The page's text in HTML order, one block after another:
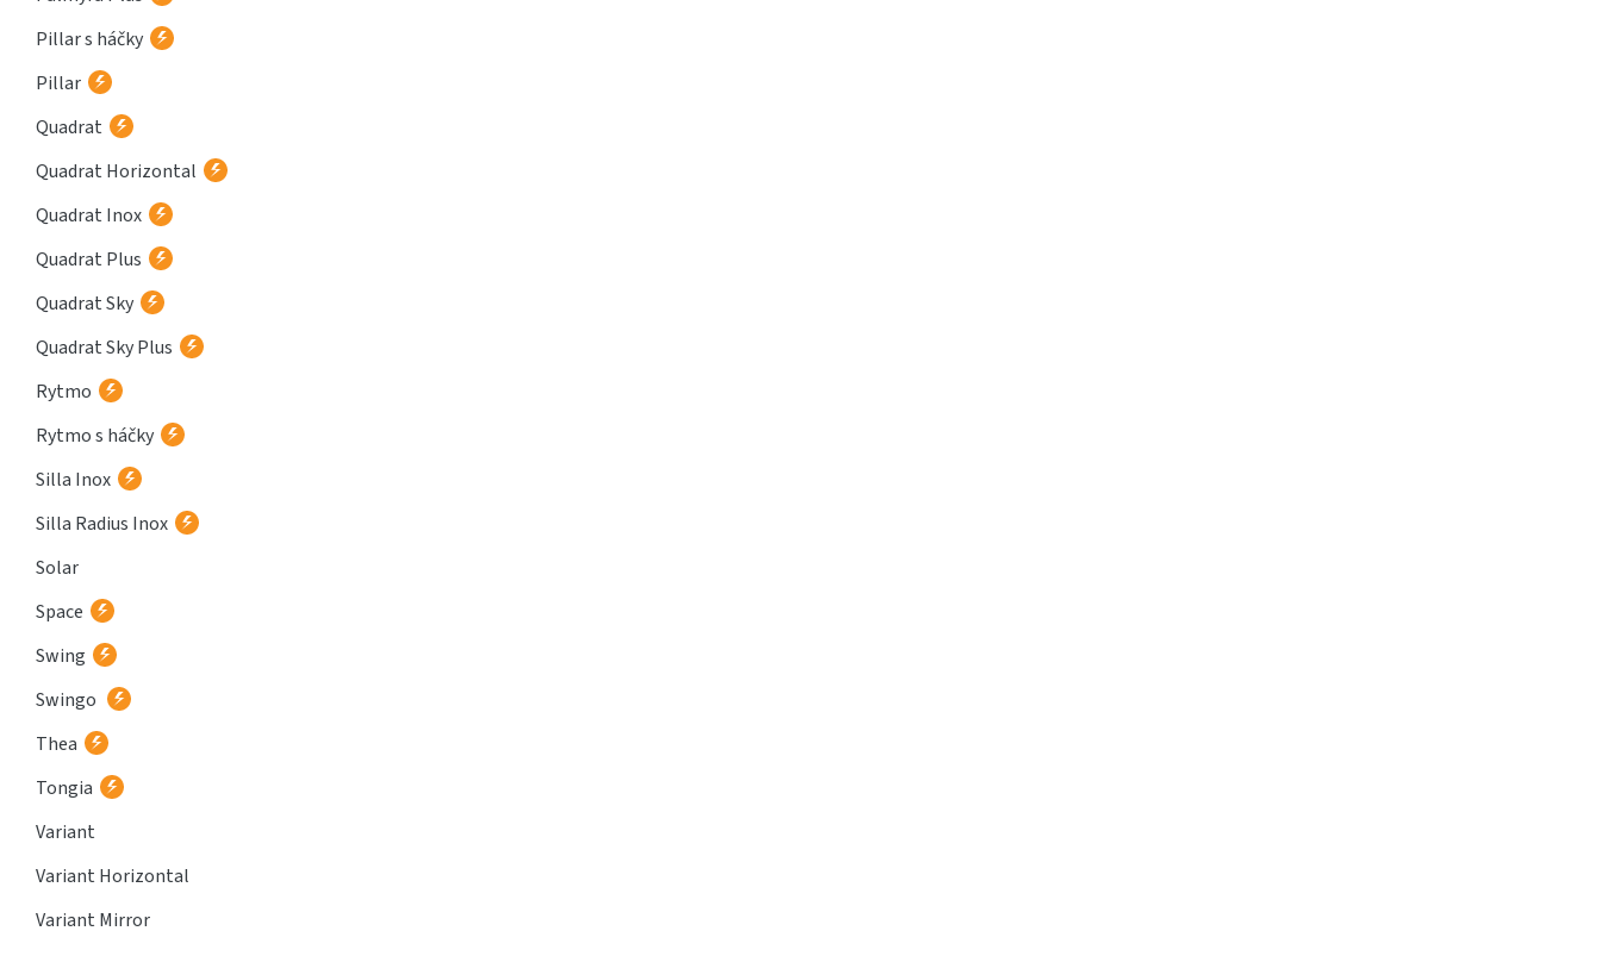
Pillar s háčky
Pillar
Quadrat
Quadrat Horizontal
Quadrat Inox
Quadrat Plus
Quadrat Sky
Quadrat Sky Plus
Rytmo
Rytmo s háčky
Silla Inox
Silla Radius Inox
Solar
Space
Swing
Swingo
Thea
Tongia
Variant
Variant Horizontal
Variant Mirror